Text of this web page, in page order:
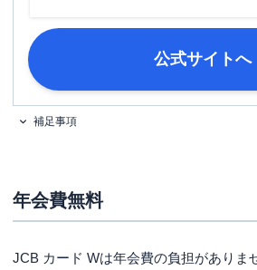
偶者に安定継
公式サイトへ
補足事項
年会費無料
JCB カード Wは年会費の負担がありま